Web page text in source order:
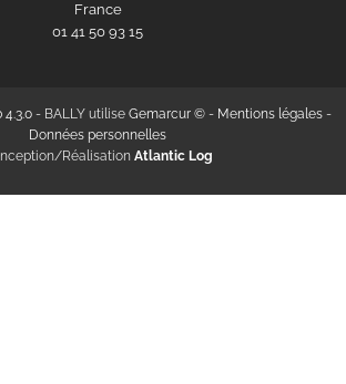
France
‭01 41 50 93 15‬
- BALLY utilise Gemarcur © - Mentions légales -
Données personnelles
Réalisation Atlantic Log